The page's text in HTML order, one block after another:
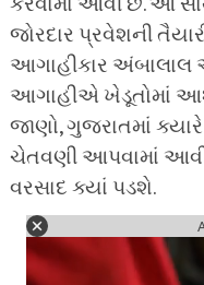
જોરદાર પ્રવેશની
આગાહીકાર અંબાલાલ
આગાહીએ ખેડૂતોમાં
જાણો, ગુજરાતમાં
ચેતવણી આપવામાં
વરસાદ ક્યાં પડશે.